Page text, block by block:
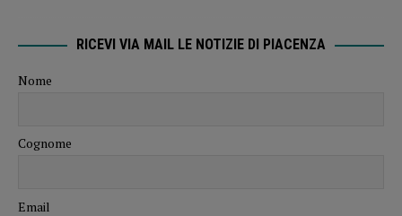
RICEVI VIA MAIL LE NOTIZIE DI PIACENZA
Nome
Cognome
Email